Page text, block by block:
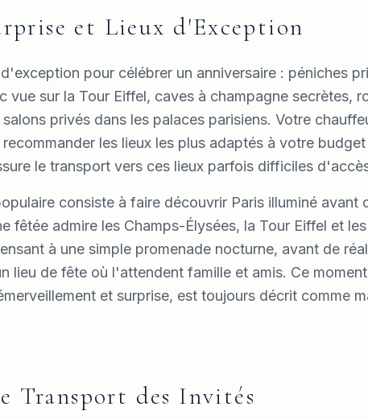
et Lieux d'Exception
pour célébrer un anniversaire : péniches
vue sur la Tour Eiffel, caves à champagne secrètes,
privés dans les palaces parisiens. Votre
les lieux les plus adaptés à votre
le transport vers ces lieux parfois difficiles
consiste à faire découvrir Paris illuminé avant
fêtée admire les Champs-Élysées, la Tour Eiffel et
à une simple promenade nocturne, avant de
lieu de fête où l'attendent famille et amis. Ce
et surprise, est toujours décrit comme
Transport des Invités